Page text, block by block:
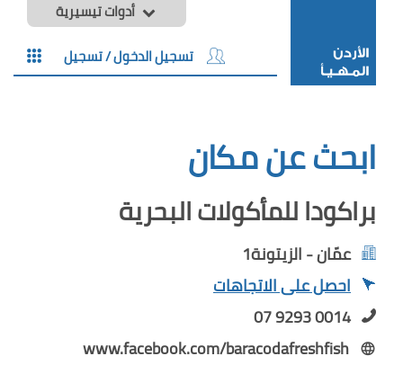
أدوات تيسيرية
تسجيل الدخول / تسجيل
ابحث عن مكان
براكودا للمأكولات البحرية
عمّان - الزيتونة1
احصل على الاتجاهات
07 9293 0014
www.facebook.com/baracodafreshfish